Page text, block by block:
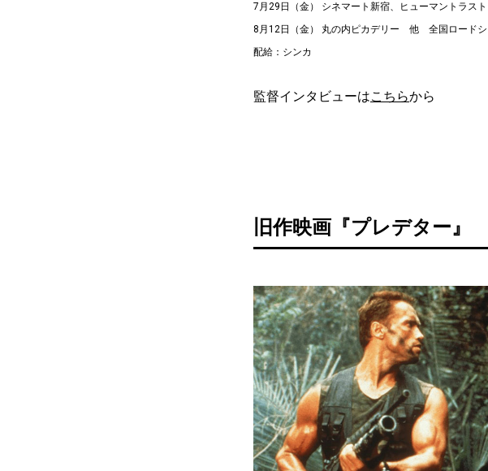
7月29日（金） シネマート新宿、ヒューマントラス
8月12日（金） 丸の内ピカデリー 他 全国ロードシ
配給：シンカ
監督インタビューはこちらから
旧作映画『プレデター』